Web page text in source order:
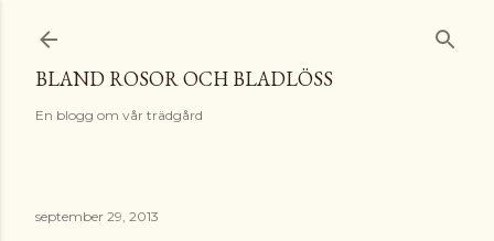
BLAND ROSOR OCH BLADLÖSS
En blogg om vår trädgård
september 29, 2013